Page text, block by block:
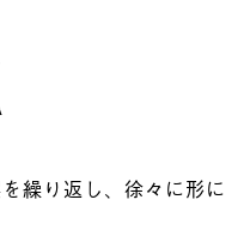
繰り返し、徐々に形に